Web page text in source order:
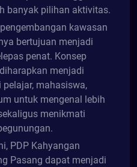
banyak pilihan aktivitas.
kawasan
bertujuan menjadi
penat. Konsep
menjadi
mahasiswa,
untuk mengenal lebih
menikmati
PDP Kahyangan
Pasang dapat menjadi